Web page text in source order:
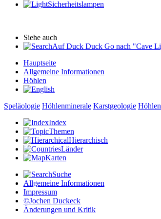
Sicherheitslampen
Siehe auch
Auf Duck Duck Go nach "Cave
Hauptseite
Allgemeine Informationen
Höhlen
Speläologie Höhlenminerale Karstgeologie
Index
Themen
Hierarchisch
Länder
Karten
Suche
Allgemeine Informationen
Impressum
©Jochen Duckeck
Änderungen und Kritik